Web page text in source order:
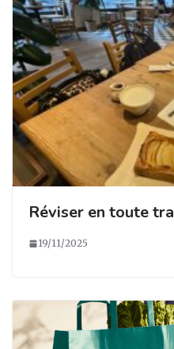
Réviser en toute
19/11/2025